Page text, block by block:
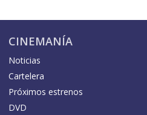
CINEMANÍA
Noticias
Cartelera
Próximos estrenos
DVD